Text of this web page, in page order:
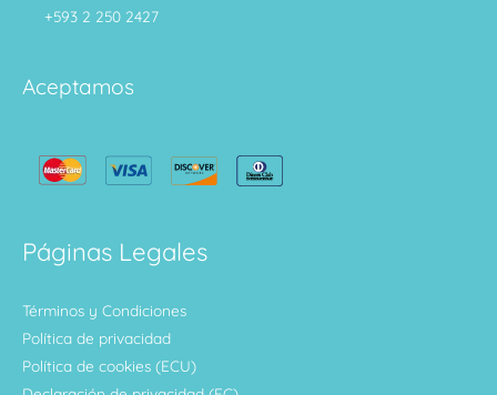
+593 2 250 2427
Aceptamos
Páginas Legales
Términos y Condiciones
Política de privacidad
Política de cookies (ECU)